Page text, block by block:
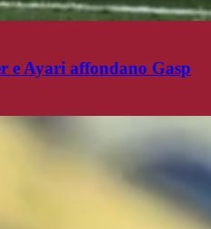
e Ayari affondano Gasp